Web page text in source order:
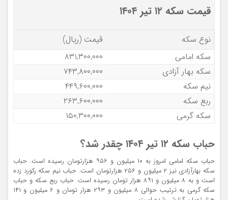
قیمت سکه ۱۲ تیر ۱۴۰۴
نوع سکه
قیمت (ریال)
سکه امامی
۸۳۱,۳۰۰,۰۰۰
سکه بهار آزادی
۷۴۳,۸۰۰,۰۰۰
نیم سکه
۴۴۹,۶۰۰,۰۰۰
ربع سکه
۲۶۳,۶۰۰,۰۰۰
سکه گرمی
۱۵۰,۳۰۰,۰۰۰
حباب سکه ۱۲ تیر ۱۴۰۴ چقدر شد؟
حباب سکه امامی امروز به ۱۰ میلیون و ۹۵۶ هزارتومان رسیده است. حباب
سکه بهارآزادی نیز ۲ میلیون و ۲۵۶ هزارتومان است. حباب نیم سکه رکورد زده
است و به ۸ میلیون و ۸۹۱ هزار تومان رسیده است. حباب ربع سکه و حباب
سکه گرمی به ترتیب حوالی ۸ میلیون و ۲۹۳ هزار تومان و ۶ میلیون و ۱۴۱